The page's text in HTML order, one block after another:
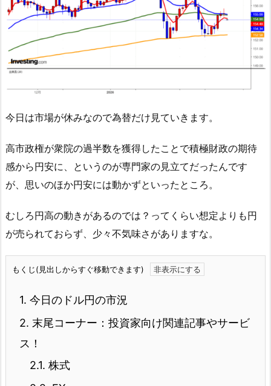
今日は市場が休みなので為替だけ見ていきます。
高市政権が衆院の過半数を獲得したことで積極財政の期待
感から円安に、というのが専門家の見立てだったんです
が、思いのほか円安には動かずといったところ。
むしろ円高の動きがあるのでは？ってくらい想定よりも円
が売られておらず、少々不気味さがありますな。
もくじ(見出しからすぐ移動できます)
1. 今日のドル円の市況
2. 末尾コーナー：投資家向け関連記事やサービ
ス！
2.1. 株式